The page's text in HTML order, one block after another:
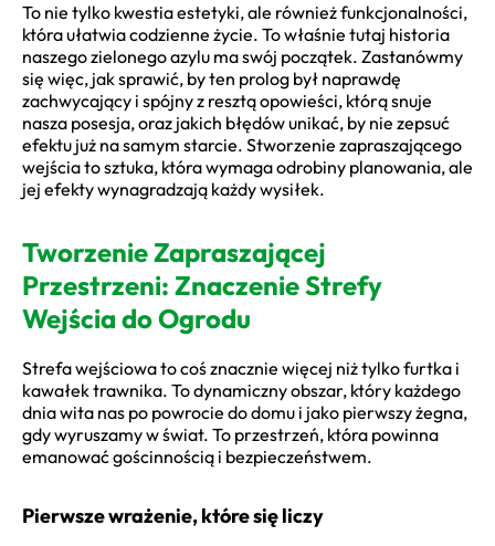
To nie tylko kwestia estetyki, ale również funkcjonalności,
która ułatwia codzienne życie. To właśnie tutaj historia
naszego zielonego azylu ma swój początek. Zastanówmy
się więc, jak sprawić, by ten prolog był naprawdę
zachwycający i spójny z resztą opowieści, którą snuje
nasza posesja, oraz jakich błędów unikać, by nie zepsuć
efektu już na samym starcie. Stworzenie zapraszającego
wejścia to sztuka, która wymaga odrobiny planowania, ale
jej efekty wynagradzają każdy wysiłek.
Tworzenie Zapraszającej
Przestrzeni: Znaczenie Strefy
Wejścia do Ogrodu
Strefa wejściowa to coś znacznie więcej niż tylko furtka i
kawałek trawnika. To dynamiczny obszar, który każdego
dnia wita nas po powrocie do domu i jako pierwszy żegna,
gdy wyruszamy w świat. To przestrzeń, która powinna
emanować gościnnością i bezpieczeństwem.
Pierwsze wrażenie, które się liczy